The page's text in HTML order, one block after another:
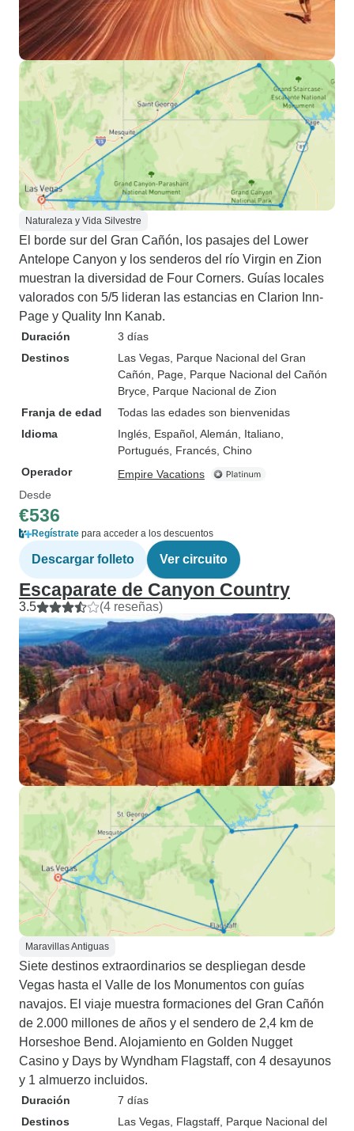
Naturaleza y Vida Silvestre
El borde sur del Gran Cañón, los pasajes del Lower
Antelope Canyon y los senderos del río Virgin en Zion
muestran la diversidad de Four Corners. Guías locales
valorados con 5/5 lideran las estancias en Clarion Inn-
Page y Quality Inn Kanab.
Duración
3 días
Destinos
Las Vegas , Parque Nacional del Gran
Cañón , Page , Parque Nacional del Cañón
Bryce , Parque Nacional de Zion
Franja de edad
Todas las edades son bienvenidas
Idioma
Inglés, Español, Alemán, Italiano,
Portugués, Francés, Chino
Operador
Empire Vacations
Desde
€536
Regístrate para acceder a los descuentos
Descargar folleto Ver circuito
Escaparate de Canyon Country
3.5 (4 reseñas)
Maravillas Antiguas
Siete destinos extraordinarios se despliegan desde
Vegas hasta el Valle de los Monumentos con guías
navajos. El viaje muestra formaciones del Gran Cañón
de 2.000 millones de años y el sendero de 2,4 km de
Horseshoe Bend. Alojamiento en Golden Nugget
Casino y Days by Wyndham Flagstaff, con 4 desayunos
y 1 almuerzo incluidos.
Duración
7 días
Destinos
Las Vegas , Flagstaff , Parque Nacional del